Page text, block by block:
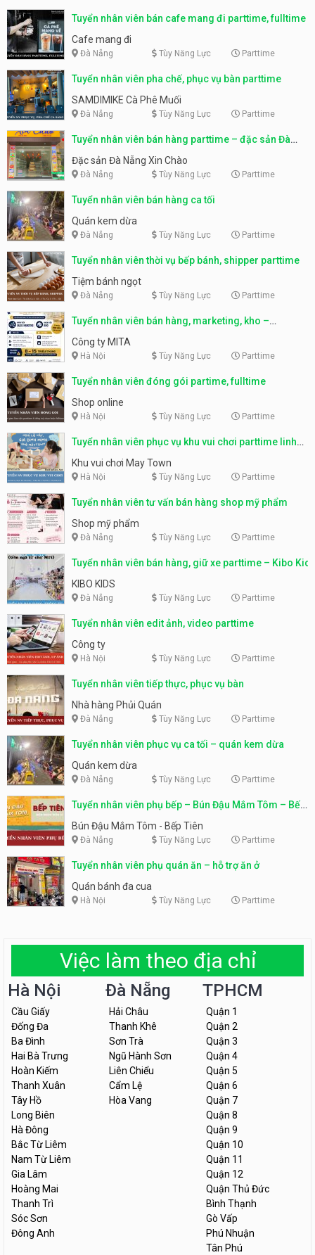
Tuyển nhân viên bán cafe mang đi parttime, fulltime
Cafe mang đi
Đà Nẵng Tùy Năng Lực Parttime
Tuyển nhân viên pha chế, phục vụ bàn parttime
SAMDIMIKE Cà Phê Muối
Đà Nẵng Tùy Năng Lực Parttime
Tuyển nhân viên bán hàng parttime – đặc sản Đà
Nẵng
Đặc sản Đà Nẵng Xin Chào
Đà Nẵng Tùy Năng Lực Parttime
Tuyển nhân viên bán hàng ca tối
Quán kem dừa
Đà Nẵng Tùy Năng Lực Parttime
Tuyển nhân viên thời vụ bếp bánh, shipper parttime
Tiệm bánh ngọt
Đà Nẵng Tùy Năng Lực Parttime
Tuyển nhân viên bán hàng, marketing, kho –
parttime, fulltime
Công ty MITA
Hà Nội Tùy Năng Lực Parttime
Tuyển nhân viên đóng gói partime, fulltime
Shop online
Hà Nội Tùy Năng Lực Parttime
Tuyển nhân viên phục vụ khu vui chơi parttime linh
động
Khu vui chơi May Town
Hà Nội Tùy Năng Lực Parttime
Tuyển nhân viên tư vấn bán hàng shop mỹ phẩm
Shop mỹ phẩm
Đà Nẵng Tùy Năng Lực Parttime
Tuyển nhân viên bán hàng, giữ xe parttime – Kibo Kid
KIBO KIDS
Đà Nẵng Tùy Năng Lực Parttime
Tuyển nhân viên edit ảnh, video parttime
Công ty
Hà Nội Tùy Năng Lực Parttime
Tuyển nhân viên tiếp thực, phục vụ bàn
Nhà hàng Phủi Quán
Đà Nẵng Tùy Năng Lực Parttime
Tuyển nhân viên phục vụ ca tối – quán kem dừa
Quán kem dừa
Đà Nẵng Tùy Năng Lực Parttime
Tuyển nhân viên phụ bếp – Bún Đậu Mắm Tôm – Bếp
Tiên
Bún Đậu Mắm Tôm - Bếp Tiên
Đà Nẵng Tùy Năng Lực Parttime
Tuyển nhân viên phụ quán ăn – hỗ trợ ăn ở
Quán bánh đa cua
Hà Nội Tùy Năng Lực Parttime
Việc làm theo địa chỉ
Hà Nội
Cầu Giấy
Đống Đa
Ba Đình
Hai Bà Trưng
Hoàn Kiếm
Thanh Xuân
Tây Hồ
Long Biên
Hà Đông
Bắc Từ Liêm
Nam Từ Liêm
Gia Lâm
Hoàng Mai
Thanh Trì
Sóc Sơn
Đông Anh
Đà Nẵng
Hải Châu
Thanh Khê
Sơn Trà
Ngũ Hành Sơn
Liên Chiểu
Cẩm Lệ
Hòa Vang
TPHCM
Quận 1
Quận 2
Quận 3
Quận 4
Quận 5
Quận 6
Quận 7
Quận 8
Quận 9
Quận 10
Quận 11
Quận 12
Quận Thủ Đức
Bình Thạnh
Gò Vấp
Phú Nhuận
Tân Phú